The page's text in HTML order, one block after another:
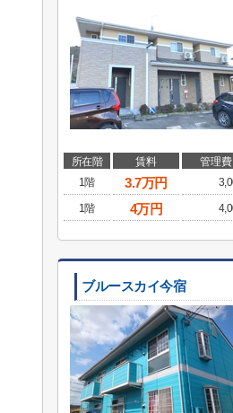
所在階 賃料 管理
1階
3.7万円
1階
4万円
ブルースカイ今宿